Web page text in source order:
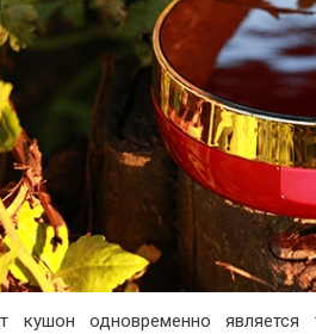
кушон одновременно является